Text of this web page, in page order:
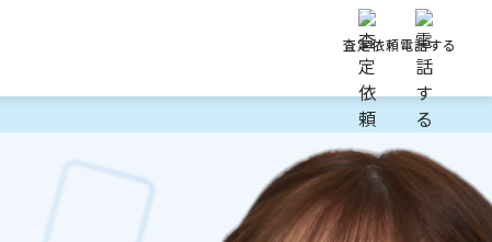
査定依頼電話する